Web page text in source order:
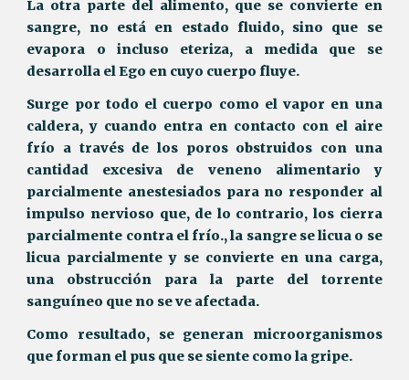
La otra parte del alimento, que se convierte en
sangre, no está en estado fluido, sino que se
evapora o incluso eteriza, a medida que se
desarrolla el Ego en cuyo cuerpo fluye.
Surge por todo el cuerpo como el vapor en una
caldera, y cuando entra en contacto con el aire
frío a través de los poros obstruidos con una
cantidad excesiva de veneno alimentario y
parcialmente anestesiados para no responder al
impulso nervioso que, de lo contrario, los cierra
parcialmente contra el frío., la sangre se licua o se
licua parcialmente y se convierte en una carga,
una obstrucción para la parte del torrente
sanguíneo que no se ve afectada.
Como resultado, se generan microorganismos
que forman el pus que se siente como la gripe.